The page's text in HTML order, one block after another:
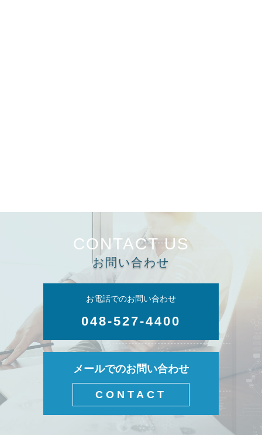
CONTACT US
お問い合わせ
お電話でのお問い合わせ
048-527-4400
メールでのお問い合わせ
CONTACT